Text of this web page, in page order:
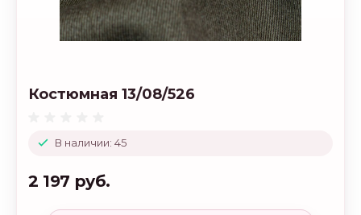
В наличии: 45
Костюмная 13/08/526
2 197 руб.